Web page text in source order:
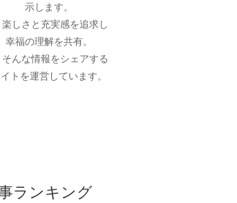
示します。
しさと充実感を追求し
幸福の理解を共有。
そんな情報をシェアする
トを運営しています。
ランキング